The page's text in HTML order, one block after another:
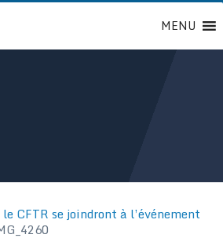
MENU
CFTR se joindront à l’événement